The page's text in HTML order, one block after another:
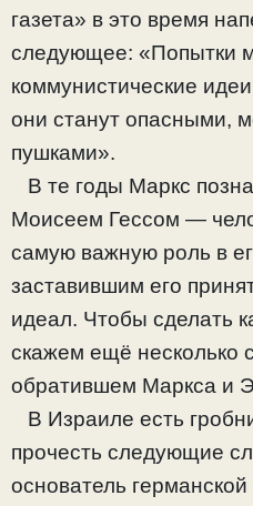
газета» в это время
следующее: «Попытки
коммунистические
они станут опасными,
пушками».
В те годы Маркс
Моисеем Гессом —
самую важную роль в
заставившим его
идеал. Чтобы сделать
скажем ещё несколько
обратившем Маркса и
В Израиле есть
прочесть следующие
основатель